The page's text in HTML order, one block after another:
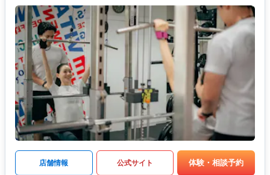
店舗情報 公式サイト 体験・相談予約